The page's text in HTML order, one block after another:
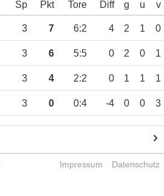
Sp Pkt Tore Diff g u v
3 7 6:2 4 2 1 0
3 6 5:5 0 2 0 1
3 4 2:2 0 1 1 1
3 0 0:4 -4 0 0 3
Impressum Datenschutz